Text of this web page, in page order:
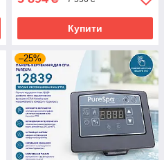
Купити
–25%